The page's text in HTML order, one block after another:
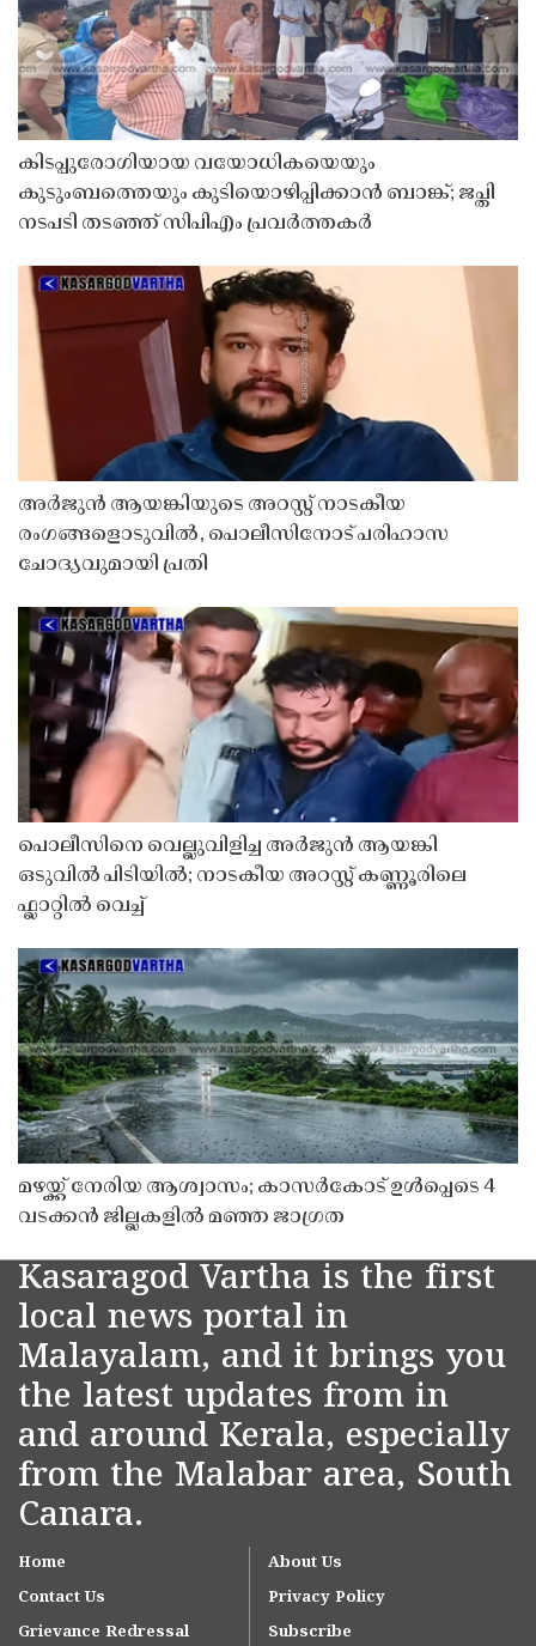
കിടപ്പുരോഗിയായ വയോധികയെയും
കുടുംബത്തെയും കുടിയൊഴിപ്പിക്കാൻ ബാങ്ക്; ജപ്തി
നടപടി തടഞ്ഞ് സിപിഎം പ്രവർത്തകർ
അർജുൻ ആയങ്കിയുടെ അറസ്റ്റ് നാടകീയ
രംഗങ്ങളൊടുവിൽ, പൊലീസിനോട് പരിഹാസ
ചോദ്യവുമായി പ്രതി
പൊലീസിനെ വെല്ലുവിളിച്ച അർജുൻ ആയങ്കി
ഒടുവിൽ പിടിയിൽ; നാടകീയ അറസ്റ്റ് കണ്ണൂരിലെ
ഫ്ലാറ്റിൽ വെച്ച്
മഴയ്ക്ക് നേരിയ ആശ്വാസം; കാസർകോട് ഉൾപ്പെടെ 4
വടക്കൻ ജില്ലകളിൽ മഞ്ഞ ജാഗ്രത
Kasaragod Vartha is the first
local news portal in
Malayalam, and it brings you
the latest updates from in
and around Kerala, especially
from the Malabar area, South
Canara.
Home
About Us
Contact Us
Privacy Policy
Grievance Redressal
Subscribe